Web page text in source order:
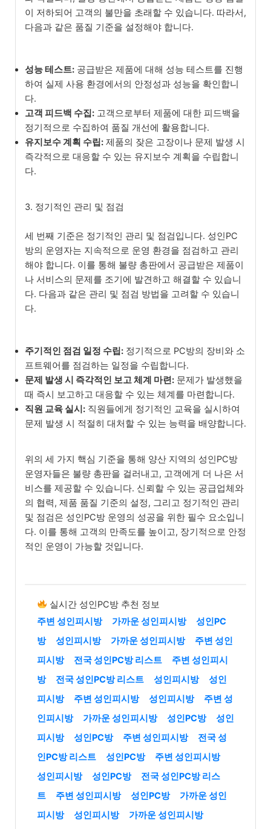
이 저하되어 고객의 불만을 초래할 수 있습니다. 따라서,
다음과 같은 품질 기준을 설정해야 합니다.
성능 테스트: 공급받은 제품에 대해 성능 테스트를 진행
하여 실제 사용 환경에서의 안정성과 성능을 확인합니
다.
고객 피드백 수집: 고객으로부터 제품에 대한 피드백을
정기적으로 수집하여 품질 개선에 활용합니다.
유지보수 계획 수립: 제품의 잦은 고장이나 문제 발생 시
즉각적으로 대응할 수 있는 유지보수 계획을 수립합니
다.
3. 정기적인 관리 및 점검
세 번째 기준은 정기적인 관리 및 점검입니다. 성인PC
방의 운영자는 지속적으로 운영 환경을 점검하고 관리
해야 합니다. 이를 통해 불량 총판에서 공급받은 제품이
나 서비스의 문제를 조기에 발견하고 해결할 수 있습니
다. 다음과 같은 관리 및 점검 방법을 고려할 수 있습니
다.
주기적인 점검 일정 수립: 정기적으로 PC방의 장비와 소
프트웨어를 점검하는 일정을 수립합니다.
문제 발생 시 즉각적인 보고 체계 마련: 문제가 발생했을
때 즉시 보고하고 대응할 수 있는 체계를 마련합니다.
직원 교육 실시: 직원들에게 정기적인 교육을 실시하여
문제 발생 시 적절히 대처할 수 있는 능력을 배양합니다.
위의 세 가지 핵심 기준을 통해 양산 지역의 성인PC방
운영자들은 불량 총판을 걸러내고, 고객에게 더 나은 서
비스를 제공할 수 있습니다. 신뢰할 수 있는 공급업체와
의 협력, 제품 품질 기준의 설정, 그리고 정기적인 관리
및 점검은 성인PC방 운영의 성공을 위한 필수 요소입니
다. 이를 통해 고객의 만족도를 높이고, 장기적으로 안정
적인 운영이 가능할 것입니다.
실시간 성인PC방 추천 정보
주변 성인피시방
가까운 성인피시방
성인PC
방
성인피시방 가까운 성인피시방
주변 성인
피시방
전국 성인PC방 리스트
주변 성인피시
방
전국 성인PC방 리스트 성인피시방
성인
피시방
주변 성인피시방 성인피시방
주변 성
인피시방
가까운 성인피시방 성인PC방
성인
피시방
성인PC방 주변 성인피시방
전국 성
인PC방 리스트
성인PC방
주변 성인피시방
성인피시방
성인PC방
전국 성인PC방 리스
트
주변 성인피시방 성인PC방
가까운 성인
피시방
성인피시방 가까운 성인피시방